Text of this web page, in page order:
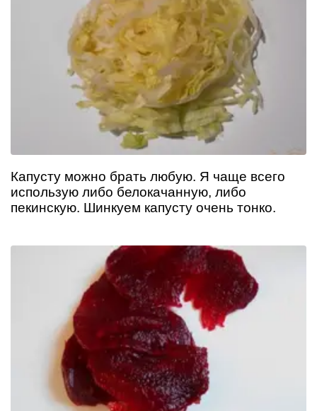
Капусту можно брать любую. Я чаще всего
использую либо белокачанную, либо
пекинскую. Шинкуем капусту очень тонко.